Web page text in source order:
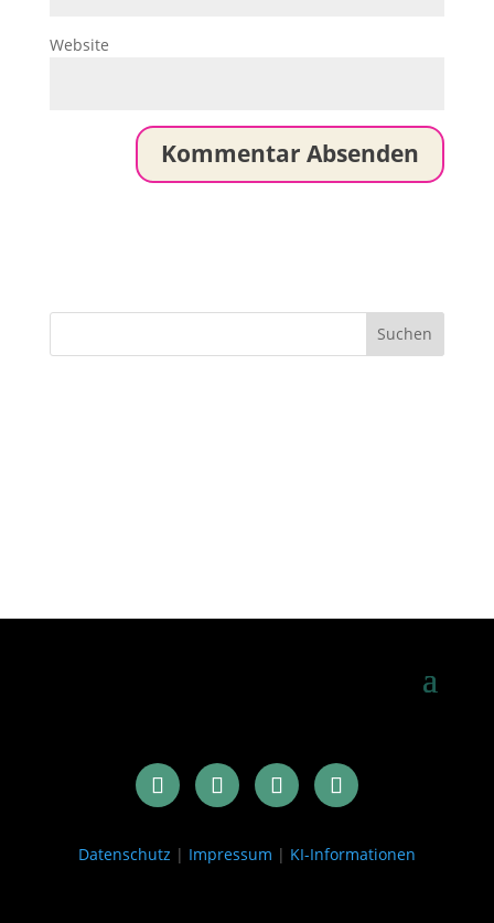
Website
Datenschutz | Impressum | KI-Informationen